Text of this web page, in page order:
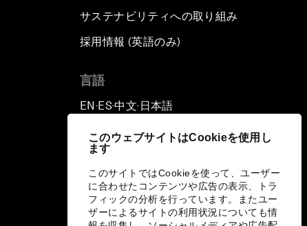
このウェブサイトはCookieを使用し
ます
このサイトではCookieを使って、ユーザー
に合わせたコンテンツや広告の表示、トラ
フィックの分析を行っています。またユー
ザーによるサイトの利用状況についても情
サステナビリティへの取り組み
採用情報 (英語のみ)
言語
EN ▪ES▪中文▪ 日本語